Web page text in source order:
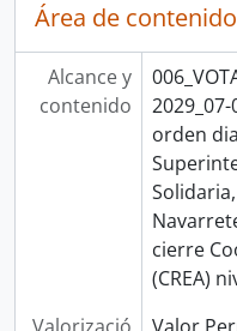
Área de
Alcance y
contenido
orden
cierre
(CREA)